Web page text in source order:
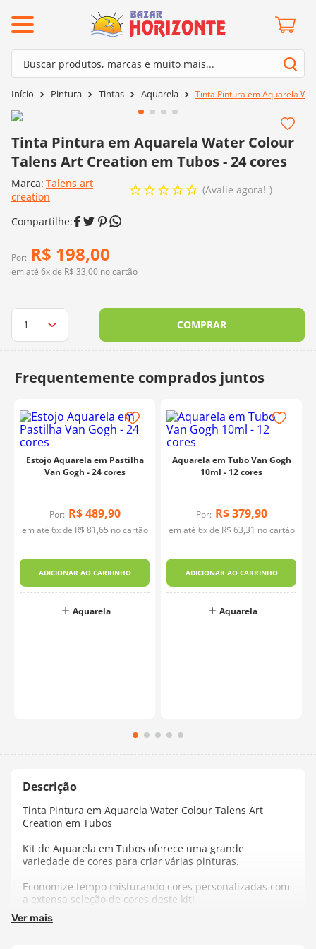
Buscar produtos, marcas e muito mais...
Pintura Tintas Aquarela Tinta Pintura em Aquarela
Tinta Pintura em Aquarela Water Colour
Talens Art Creation em Tubos - 24 cores
Marca: Talens art
creation
Avalie agora!
Por: R$ 198,00
em até 6x de R$ 33,00 no cartão
COMPRAR
Estojo Aquarela em Pastilha
Van Gogh - 24 cores
Por: R$ 489,90
em até 6x de R$ 81,65 no cartão
ADICIONAR AO CARRINHO
Aquarela
Aquarela em Tubo Van Gogh
10ml - 12 cores
Por: R$ 379,90
em até 6x de R$ 63,31 no cartão
ADICIONAR AO CARRINHO
Aquarela
Tinta Pintura em Aquarela Water Colour Talens Art
Creation em Tubos
Kit de Aquarela em Tubos oferece uma grande
variedade de cores para criar várias pinturas.
Economize tempo misturando cores personalizadas com
a extensa seleção de cores deste kit!
Devido ao seu tamanho conveniente, esses tubos são
Ver mais
Termos mais buscados
3º kit amigurumi
4º fio amigurumi
º lã cisne
9º charme
10
mais buscados
barroco
mollet
kit amigurumi
fio amigurumi
agulha crochê
euroroma
lã cisne
charme